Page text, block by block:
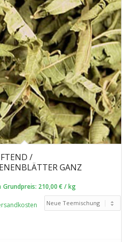
/
GANZ
Grundpreis: 210,00 € /kg